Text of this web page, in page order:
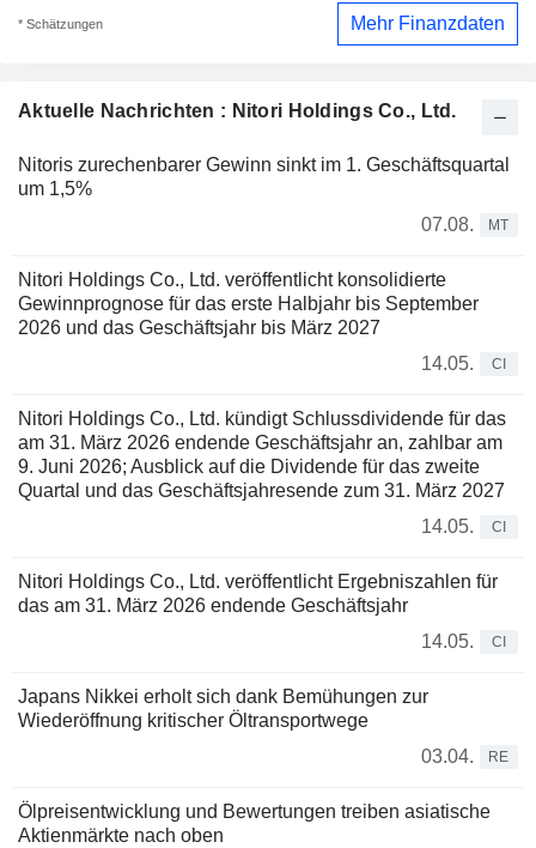
Aktuelle Nachrichten : Nitori Holdings Co., Ltd.
Nitoris zurechenbarer Gewinn sinkt im 1. Geschäftsquartal
um 1,5%
07.08.
MT
Nitori Holdings Co., Ltd. veröffentlicht konsolidierte
Gewinnprognose für das erste Halbjahr bis September
2026 und das Geschäftsjahr bis März 2027
14.05.
CI
Nitori Holdings Co., Ltd. kündigt Schlussdividende für das
am 31. März 2026 endende Geschäftsjahr an, zahlbar am
9. Juni 2026; Ausblick auf die Dividende für das zweite
Quartal und das Geschäftsjahresende zum 31. März 2027
14.05.
CI
Nitori Holdings Co., Ltd. veröffentlicht Ergebniszahlen für
das am 31. März 2026 endende Geschäftsjahr
14.05.
CI
Japans Nikkei erholt sich dank Bemühungen zur
Wiederöffnung kritischer Öltransportwege
03.04.
RE
Ölpreisentwicklung und Bewertungen treiben asiatische
Aktienmärkte nach oben
* Schätzungen Mehr Finanzdaten